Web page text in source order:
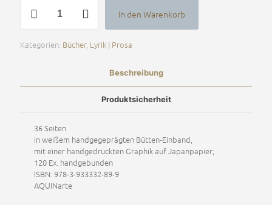
Menge
In den Warenkorb
Alternative:
Kategorien: Bücher, Lyrik | Prosa
Beschreibung
Produktsicherheit
36 Seiten
in weißem handgegeprägten Bütten-Einband,
mit einer handgedruckten Graphik auf Japanpapier;
120 Ex. handgebunden
ISBN: 978-3-933332-89-9
AQUINarte